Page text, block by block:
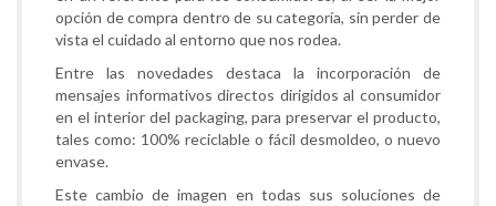
opción de compra dentro de su categoría, sin perder de
vista el cuidado al entorno que nos rodea.
Entre las novedades destaca la incorporación de
mensajes informativos directos dirigidos al consumidor
en el interior del packaging, para preservar el producto,
tales como: 100% reciclable o fácil desmoldeo, o nuevo
envase.
Este cambio de imagen en todas sus soluciones de